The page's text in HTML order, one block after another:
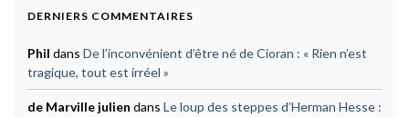
DERNIERS COMMENTAIRES
Phil dans De l’inconvénient d’être né de Cioran : « Rien n’est
tragique, tout est irréel »
de Marville julien dans Le loup des steppes d’Herman Hesse :